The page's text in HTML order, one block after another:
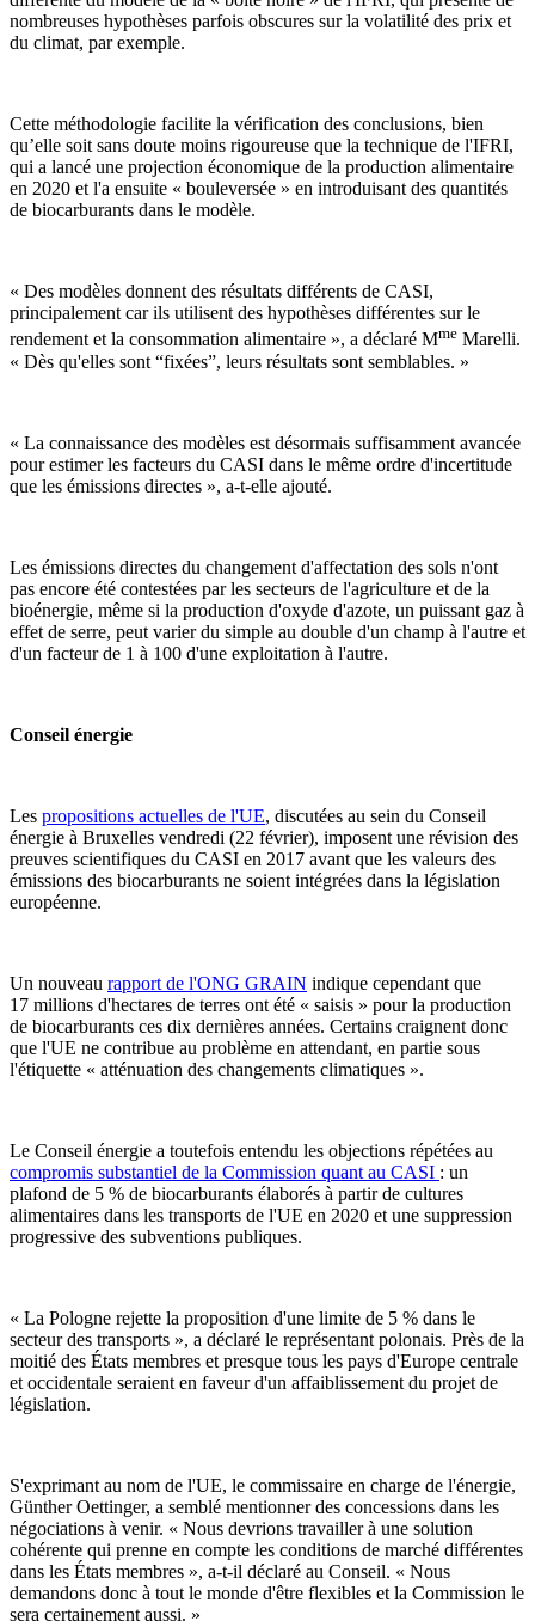
nombreuses hypothèses parfois obscures sur la volatilité des prix et
du climat, par exemple.
Cette méthodologie facilite la vérification des conclusions, bien
qu’elle soit sans doute moins rigoureuse que la technique de l'IFRI,
qui a lancé une projection économique de la production alimentaire
en 2020 et l'a ensuite « bouleversée » en introduisant des quantités
de biocarburants dans le modèle.
« Des modèles donnent des résultats différents de CASI,
principalement car ils utilisent des hypothèses différentes sur le
rendement et la consommation alimentaire », a déclaré Mme Marelli.
« Dès qu'elles sont “fixées”, leurs résultats sont semblables. »
« La connaissance des modèles est désormais suffisamment avancée
pour estimer les facteurs du CASI dans le même ordre d'incertitude
que les émissions directes », a-t-elle ajouté.
Les émissions directes du changement d'affectation des sols n'ont
pas encore été contestées par les secteurs de l'agriculture et de la
bioénergie, même si la production d'oxyde d'azote, un puissant gaz à
effet de serre, peut varier du simple au double d'un champ à l'autre et
d'un facteur de 1 à 100 d'une exploitation à l'autre.
Conseil énergie
Les propositions actuelles de l'UE, discutées au sein du Conseil
énergie à Bruxelles vendredi (22 février), imposent une révision des
preuves scientifiques du CASI en 2017 avant que les valeurs des
émissions des biocarburants ne soient intégrées dans la législation
européenne.
Un nouveau rapport de l'ONG GRAIN indique cependant que
17 millions d'hectares de terres ont été « saisis » pour la production
de biocarburants ces dix dernières années. Certains craignent donc
que l'UE ne contribue au problème en attendant, en partie sous
l'étiquette « atténuation des changements climatiques ».
Le Conseil énergie a toutefois entendu les objections répétées au
compromis substantiel de la Commission quant au CASI : un
plafond de 5 % de biocarburants élaborés à partir de cultures
alimentaires dans les transports de l'UE en 2020 et une suppression
progressive des subventions publiques.
« La Pologne rejette la proposition d'une limite de 5 % dans le
secteur des transports », a déclaré le représentant polonais. Près de la
moitié des États membres et presque tous les pays d'Europe centrale
et occidentale seraient en faveur d'un affaiblissement du projet de
législation.
S'exprimant au nom de l'UE, le commissaire en charge de l'énergie,
Günther Oettinger, a semblé mentionner des concessions dans les
négociations à venir. « Nous devrions travailler à une solution
cohérente qui prenne en compte les conditions de marché différentes
dans les États membres », a-t-il déclaré au Conseil. « Nous
demandons donc à tout le monde d'être flexibles et la Commission le
sera certainement aussi. »